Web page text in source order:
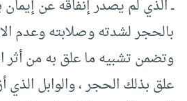
ــ الذي لم يصدر إنفاقه عن إيمان
بالحجر لشدته وصلابته وعدم
وتضمن تشبيه ما علق به من أثر
علق بذلك الحجر ، والوابل الذي